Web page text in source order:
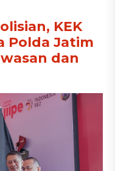
KEK
Polda Jatim
dan